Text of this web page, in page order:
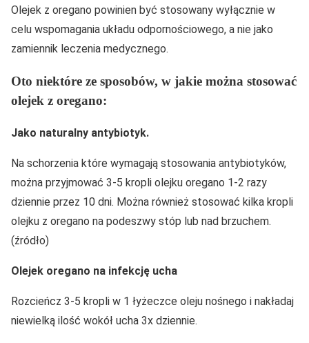
Olejek z oregano powinien być stosowany wyłącznie w
celu wspomagania układu odpornościowego, a nie jako
zamiennik leczenia medycznego.
Oto niektóre ze sposobów, w jakie można stosować
olejek z oregano:
Jako naturalny antybiotyk.
Na schorzenia które wymagają stosowania antybiotyków,
można przyjmować 3-5 kropli olejku oregano 1-2 razy
dziennie przez 10 dni. Można również stosować kilka kropli
olejku z oregano na podeszwy stóp lub nad brzuchem.
(źródło)
Olejek oregano na infekcję ucha
Rozcieńcz 3-5 kropli w 1 łyżeczce oleju nośnego i nakładaj
niewielką ilość wokół ucha 3x dziennie.